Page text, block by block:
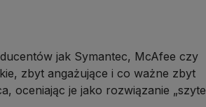
jak Symantec, McAfee czy
zbyt angażujące i co ważne zbyt
oceniając je jako rozwiązanie „szyte